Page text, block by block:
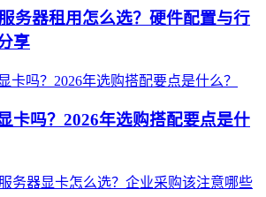
务器租用怎么选？硬件配置与行
享
卡吗？2026年选购搭配要点是什